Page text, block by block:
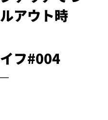
LIFE
LABEL
アウト時
フ#004